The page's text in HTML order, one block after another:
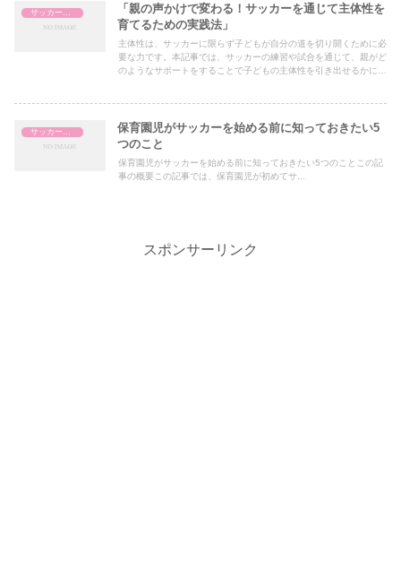
サッカー指導
「親の声かけで変わる！サッカーを通じて主体性を
育てるための実践法」
主体性は、サッカーに限らず子どもが自分の道を切り開くために必
要な力です。本記事では、サッカーの練習や試合を通じて、親がど
のようなサポートをすることで子どもの主体性を引き出せるかにつ
サッカー指導
保育園児がサッカーを始める前に知っておきたい5
つのこと
保育園児がサッカーを始める前に知っておきたい5つのことこの記
事の概要この記事では、保育園児が初めてサ...
スポンサーリンク